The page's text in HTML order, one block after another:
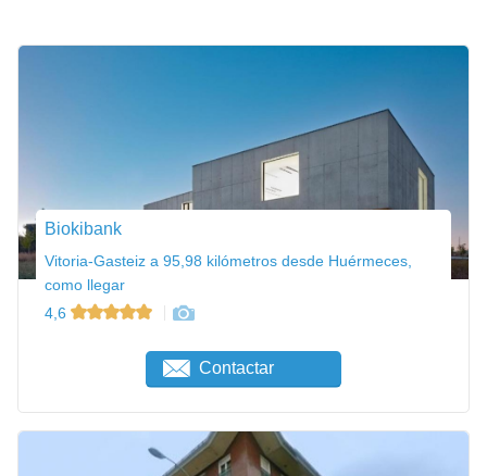
Biokibank
Vitoria-Gasteiz a 95,98 kilómetros desde Huérmeces,
como llegar
4,6
Contactar